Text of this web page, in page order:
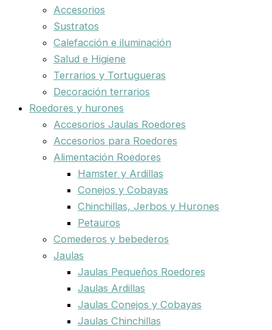
Accesorios
Sustratos
Calefacción e iluminación
Salud e Higiene
Terrarios y Tortugueras
Decoración terrarios
Roedores y hurones
Accesorios Jaulas Roedores
Accesorios para Roedores
Alimentación Roedores
Hamster y Ardillas
Conejos y Cobayas
Chinchillas, Jerbos y Hurones
Petauros
Comederos y bebederos
Jaulas
Jaulas Pequeños Roedores
Jaulas Ardillas
Jaulas Conejos y Cobayas
Jaulas Chinchillas